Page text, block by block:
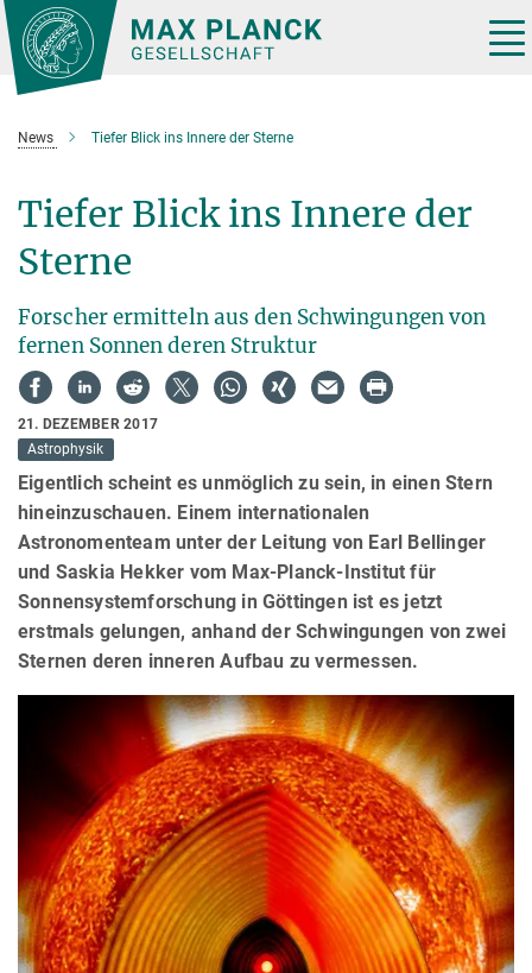
Hauptinhalt
News Tiefer Blick ins Innere der Sterne
Tiefer Blick ins Innere der
Sterne
Forscher ermitteln aus den Schwingungen von
fernen Sonnen deren Struktur
21. DEZEMBER 2017
Astrophysik
Eigentlich scheint es unmöglich zu sein, in einen Stern
hineinzuschauen. Einem internationalen
Astronomenteam unter der Leitung von Earl Bellinger
und Saskia Hekker vom Max-Planck-Institut für
Sonnensystemforschung in Göttingen ist es jetzt
erstmals gelungen, anhand der Schwingungen von zwei
Sternen deren inneren Aufbau zu vermessen.